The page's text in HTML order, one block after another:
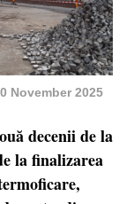
November 2025
decenii de la
la finalizarea